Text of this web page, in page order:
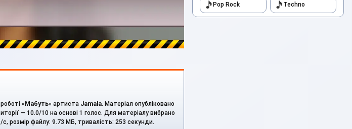
« Мабуть» артиста Jamala. Матеріал опубліковано
— 10.0/10 на основі 1 голос. Для матеріалу вибрано
розмір файлу: 9.73 МБ, тривалість: 253 секунди.
Pop Rock Techno